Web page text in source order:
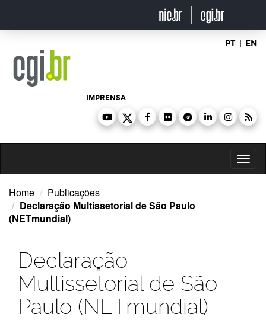
o
PT | EN
IMPRENSA
Home
Publicações
Declaração Multissetorial de São Paulo
(NETmundial)
Declaração
Multissetorial de São
Paulo (NETmundial)